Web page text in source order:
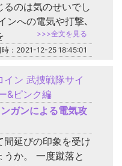
るのは気のせいでし
ンへの電気や打撃､
>>>全文を見る
時：2021-12-25 18:45:01
イン 武捜戦隊サイ
&ピンク編
ガンによる電気攻
延びの印象を受け
か。 一度蹴落と